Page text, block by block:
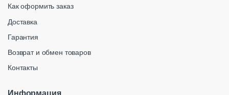
Как оформить заказ
Доставка
Гарантия
Возврат и обмен товаров
Контакты